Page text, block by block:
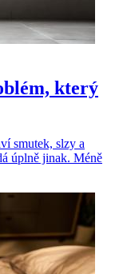
který
smutek, slzy a
úplně jinak. Méně